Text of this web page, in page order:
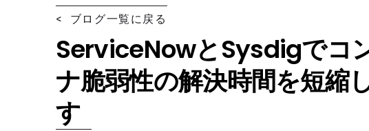
< ブログ一覧に戻る
ServiceNowとSysdigでコ
ナ脆弱性の解決時間を短縮
す